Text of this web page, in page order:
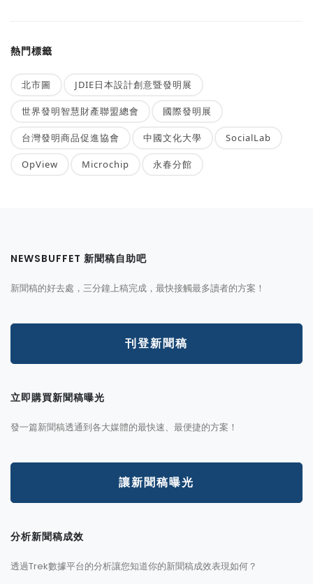
熱門標籤
北市圖 JDIE日本設計創意暨發明展
世界發明智慧財產聯盟總會 國際發明展
台灣發明商品促進協會 中國文化大學 SocialLab
OpView Microchip 永春分館
NEWSBUFFET 新聞稿自助吧
新聞稿的好去處，三分鐘上稿完成，最快接觸最多讀者的方案！
刊登新聞稿
立即購買新聞稿曝光
發一篇新聞稿透通到各大媒體的最快速、最便捷的方案！
讓新聞稿曝光
分析新聞稿成效
透過Trek數據平台的分析讓您知道你的新聞稿成效表現如何？